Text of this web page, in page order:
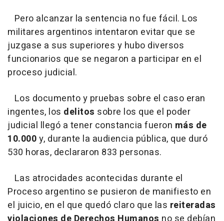
Pero alcanzar la sentencia no fue fácil. Los
militares argentinos intentaron evitar que se
juzgase a sus superiores y hubo diversos
funcionarios que se negaron a participar en el
proceso judicial.
Los documento y pruebas sobre el caso eran
ingentes, los delitos sobre los que el poder
judicial llegó a tener constancia fueron más de
10.000y, durante la audiencia pública, que duró
530 horas, declararon 833 personas.
Las atrocidades acontecidas durante el
Proceso argentino se pusieron de manifiesto en
el juicio, en el que quedó claro que las reiteradas